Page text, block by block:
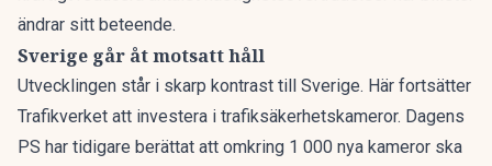
ändrar sitt beteende.
Sverige går åt motsatt håll
Utvecklingen står i skarp kontrast till Sverige. Här fortsätter
Trafikverket att investera i trafiksäkerhetskameror. Dagens
PS har tidigare berättat att omkring 1 000 nya kameror ska